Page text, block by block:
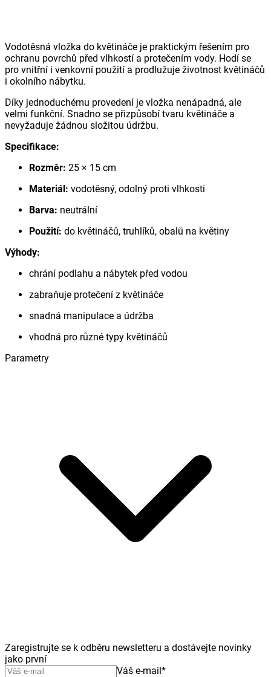
Vodotěsná vložka do květináče je praktickým řešením pro
ochranu povrchů před vlhkostí a protečením vody. Hodí se
pro vnitřní i venkovní použití a prodlužuje životnost květináčů
i okolního nábytku.
Díky jednoduchému provedení je vložka nenápadná, ale
velmi funkční. Snadno se přizpůsobí tvaru květináče a
nevyžaduje žádnou složitou údržbu.
Specifikace:
Rozměr: 25 × 15 cm
Materiál: vodotěsný, odolný proti vlhkosti
Barva: neutrální
Použití: do květináčů, truhlíků, obalů na květiny
Výhody:
chrání podlahu a nábytek před vodou
zabraňuje protečení z květináče
snadná manipulace a údržba
vhodná pro různé typy květináčů
Parametry
Zaregistrujte se k odběru newsletteru a dostávejte novinky
jako první
Váš e-mail*